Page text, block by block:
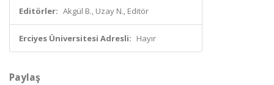
Editörler: Akgül B., Uzay N., Editör
Erciyes Üniversitesi Adresli: Hayır
Paylaş